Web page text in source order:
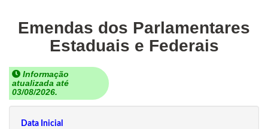
Emendas dos Parlamentares
Estaduais e Federais
Informação
atualizada até
03/08/2026.
Data Inicial